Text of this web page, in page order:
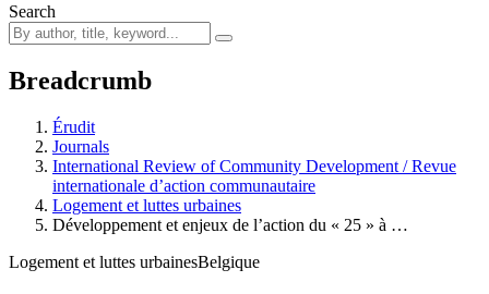
Search
Breadcrumb
Érudit
Journals
International Review of Community Development / Revue
internationale d’action communautaire
Logement et luttes urbaines
Développement et enjeux de l’action du « 25 » à …
Logement et luttes urbainesBelgique